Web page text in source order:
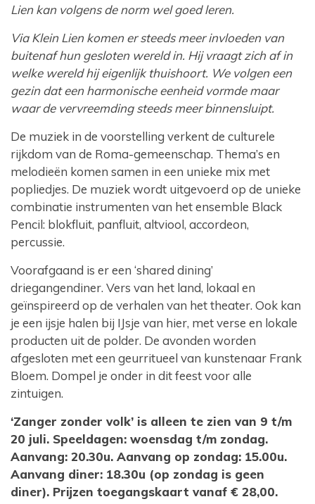
Lien kan volgens de norm wel goed leren.
Via Klein Lien komen er steeds meer invloeden van
buitenaf hun gesloten wereld in. Hij vraagt zich af in
welke wereld hij eigenlijk thuishoort. We volgen een
gezin dat een harmonische eenheid vormde maar
waar de vervreemding steeds meer binnensluipt.
De muziek in de voorstelling verkent de culturele
rijkdom van de Roma-gemeenschap. Thema’s en
melodieën komen samen in een unieke mix met
popliedjes. De muziek wordt uitgevoerd op de unieke
combinatie instrumenten van het ensemble Black
Pencil: blokfluit, panfluit, altviool, accordeon,
percussie.
Voorafgaand is er een ‘shared dining’
driegangendiner. Vers van het land, lokaal en
geïnspireerd op de verhalen van het theater. Ook kan
je een ijsje halen bij IJsje van hier, met verse en lokale
producten uit de polder. De avonden worden
afgesloten met een geurritueel van kunstenaar Frank
Bloem. Dompel je onder in dit feest voor alle
zintuigen.
‘Zanger zonder volk’ is alleen te zien van 9 t/m
20 juli. Speeldagen: woensdag t/m zondag.
Aanvang: 20.30u. Aanvang op zondag: 15.00u.
Aanvang diner: 18.30u (op zondag is geen
diner). Prijzen toegangskaart vanaf € 28,00.